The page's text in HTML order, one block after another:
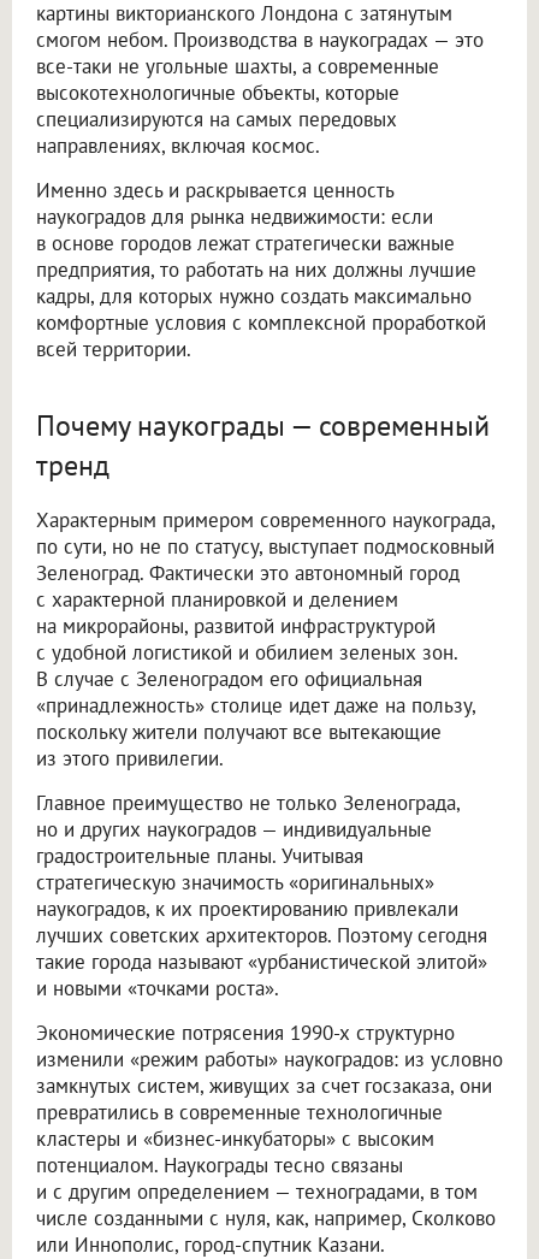
картины викторианского Лондона с затянутым
смогом небом. Производства в наукоградах — это
все-таки не угольные шахты, а современные
высокотехнологичные объекты, которые
специализируются на самых передовых
направлениях, включая космос.
Именно здесь и раскрывается ценность
наукоградов для рынка недвижимости: если
в основе городов лежат стратегически важные
предприятия, то работать на них должны лучшие
кадры, для которых нужно создать максимально
комфортные условия с комплексной проработкой
всей территории.
Почему наукограды — современный
тренд
Характерным примером современного наукограда,
по сути, но не по статусу, выступает подмосковный
Зеленоград. Фактически это автономный город
с характерной планировкой и делением
на микрорайоны, развитой инфраструктурой
с удобной логистикой и обилием зеленых зон.
В случае с Зеленоградом его официальная
«принадлежность» столице идет даже на пользу,
поскольку жители получают все вытекающие
из этого привилегии.
Главное преимущество не только Зеленограда,
но и других наукоградов — индивидуальные
градостроительные планы. Учитывая
стратегическую значимость «оригинальных»
наукоградов, к их проектированию привлекали
лучших советских архитекторов. Поэтому сегодня
такие города называют «урбанистической элитой»
и новыми «точками роста».
Экономические потрясения 1990-х структурно
изменили «режим работы» наукоградов: из условно
замкнутых систем, живущих за счет госзаказа, они
превратились в современные технологичные
кластеры и «бизнес-инкубаторы» с высоким
потенциалом. Наукограды тесно связаны
и с другим определением — техноградами, в том
числе созданными с нуля, как, например, Сколково
или Иннополис, город-спутник Казани.